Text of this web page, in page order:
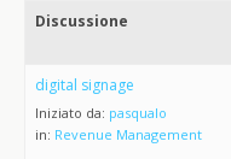
Discussione
digital signage
Iniziato da: pasqualo
in: Revenue Management